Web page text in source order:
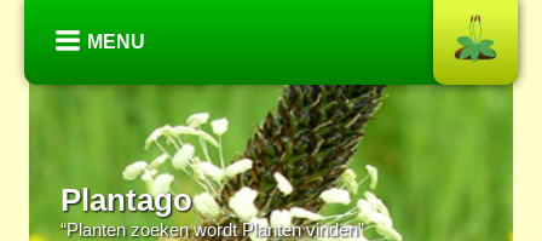
MENU
Plantago
“Planten zoeken wordt Planten vinden”